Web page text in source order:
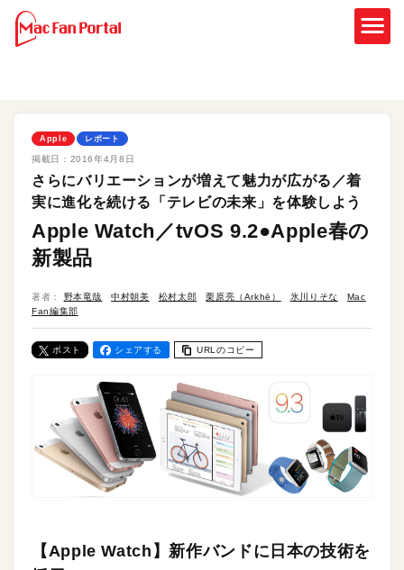
Apple レポート
掲載日： 2016年4月8日
さらにバリエーションが増えて魅力が広がる／着
実に進化を続ける「テレビの未来」を体験しよう
Apple Watch／tvOS 9.2●Apple春の
新製品
著者： 野本竜哉 中村朝美 松村太郎 栗原亮（Arkhē） 氷川りそな
Mac
Fan編集部
ポスト シェアする URLのコピー
【Apple Watch】新作バンドに日本の技術を